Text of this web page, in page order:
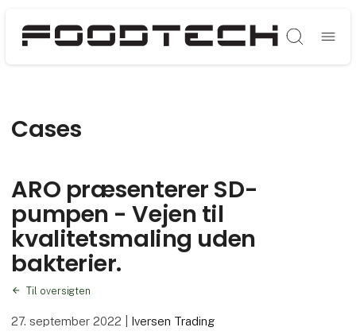
Søg
Cases
ARO præsenterer SD-
pumpen - Vejen til
kvalitetsmaling uden
bakterier.
Til oversigten
27. september 2022 Iversen Trading